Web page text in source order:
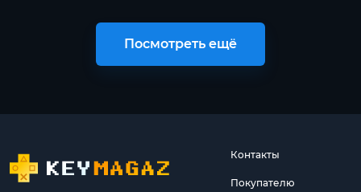
Посмотреть ещё
Контакты
Покупателю